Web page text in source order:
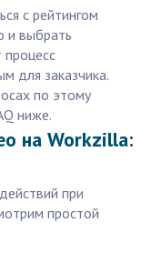
с рейтингом
и выбрать
для заказчика.
по этому
ниже.
на Workzilla:
при
простой